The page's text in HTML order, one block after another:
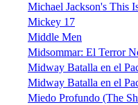
Michael Jackson's This
Mickey 17
Middle Men
Midsommar: El Terror
Midway Batalla en el
Midway Batalla en el
Miedo Profundo (The